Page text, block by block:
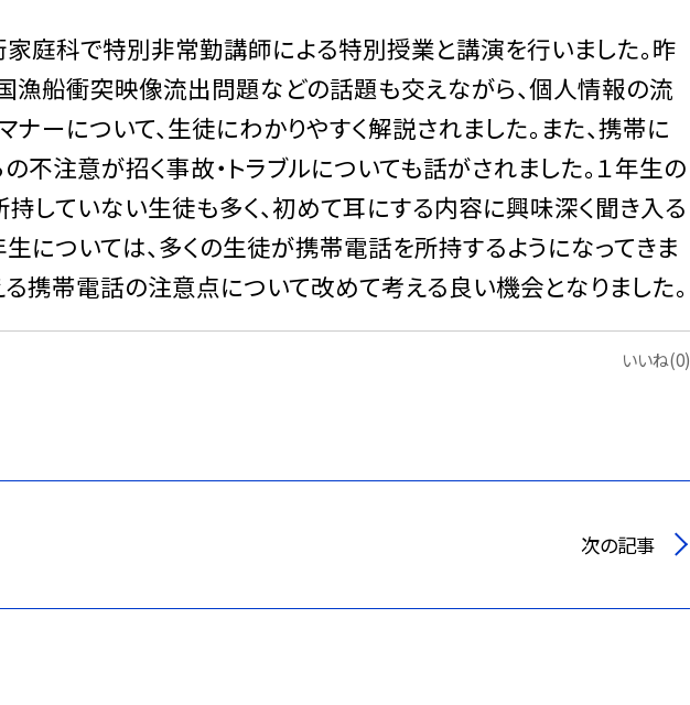
庭科で特別非常勤講師による特別授業と講演を行いました。昨
漁船衝突映像流出問題などの話題も交えながら、個人情報の流
ーについて、生徒にわかりやすく解説されました。また、携帯に
不注意が招く事故・トラブルについても話がされました。１年生の
していない生徒も多く、初めて耳にする内容に興味深く聞き入る
生については、多くの生徒が携帯電話を所持するようになってきま
携帯電話の注意点について改めて考える良い機会となりました。
いいね(0)
次の記事